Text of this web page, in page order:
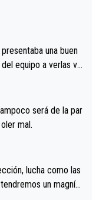
una buen
equipo a verlas ve
Más en San Seb
podríamos ten
será de la par
mal.
lucha como las
un magnífi